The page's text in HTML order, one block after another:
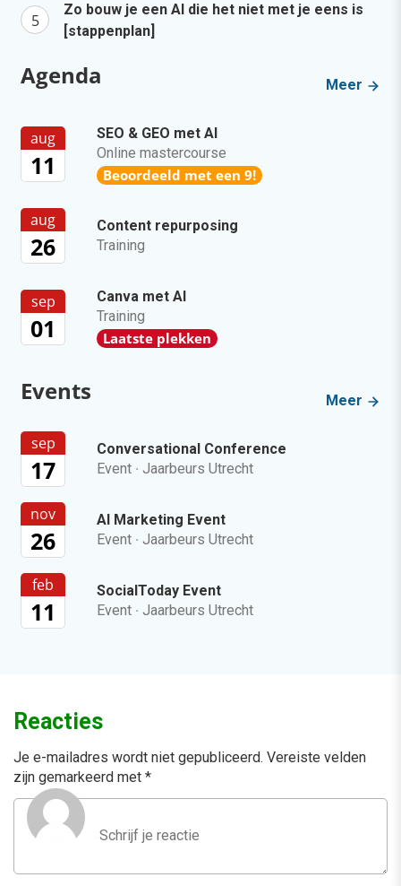
Zo bouw je een AI die het niet met je eens is
[stappenplan]
Agenda Meer
aug
11
SEO & GEO met AI
Online mastercourse
Beoordeeld met een 9!
aug
26
Content repurposing
Training
sep
01
Canva met AI
Training
Laatste plekken
Events Meer
sep
17
Conversational Conference
Event · Jaarbeurs Utrecht
nov
26
AI Marketing Event
Event · Jaarbeurs Utrecht
feb
11
SocialToday Event
Event · Jaarbeurs Utrecht
Reacties
Je e-mailadres wordt niet gepubliceerd. Vereiste velden
zijn gemarkeerd met *